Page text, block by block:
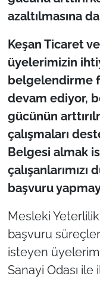
azaltılmasına
Keşan Ticaret
üyelerimizin
belgelendirme
devam ediyor,
gücünün
çalışmaları
Belgesi almak
başvuru
Mesleki
başvuru
isteyen
Sanayi Odası